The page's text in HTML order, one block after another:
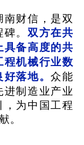
财信，是双
碑。双方在共
备高度的共
机械行业数
好落地。众能
制造业产业
为中国工程
。